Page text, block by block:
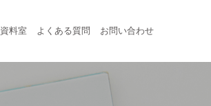
資料室 よくある質問 お問い合わせ